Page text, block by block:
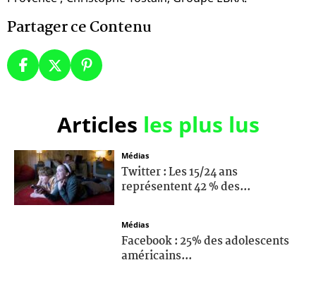
Partager ce Contenu
Articles les plus lus
Médias
Twitter : Les 15/24 ans
représentent 42 % des...
Médias
Facebook : 25% des adolescents
américains...